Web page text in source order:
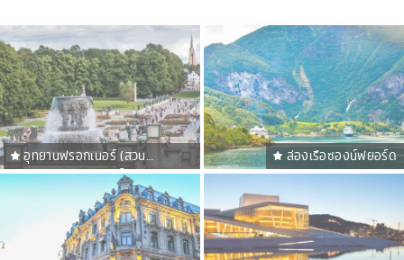
อุทยานฟรอกเนอร์ (สวน
ประติมากรรมวิกแลนด์)
ล่องเรือซองน์ฟยอร์ด